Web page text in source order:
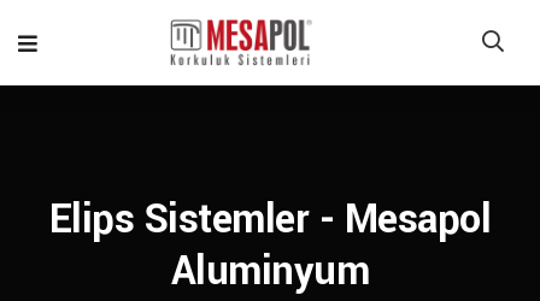
Elips Sistemler - Mesapol
Aluminyum